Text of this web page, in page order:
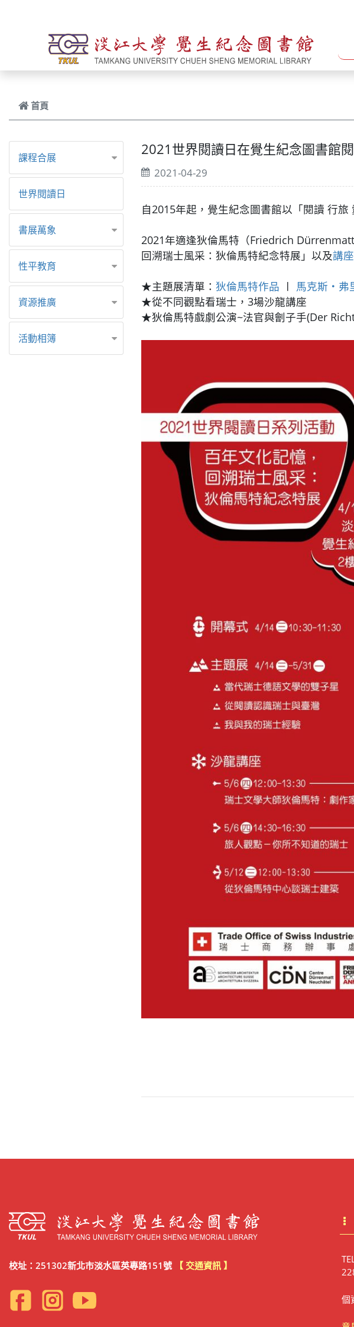
首頁
課程合展
世界閱讀日
書展萬象
性平教育
資源推廣
活動相簿
2021世界閱讀日在覺生紀念圖書館
2021-04-29
自2015年起，覺生紀念圖書館以「閱讀 行
2021年適逢狄倫馬特（Friedrich
回溯瑞士風采：狄倫馬特紀念特展」以及講座
★主題展清單： 狄倫馬特作品 〡 馬克斯‧弗
★從不同觀點看瑞士，3場沙龍講座
★狄倫馬特戲劇公演~法官與劊子手(Der
校址：251302新北市淡水區英專路151號 【 交通資訊 】
個